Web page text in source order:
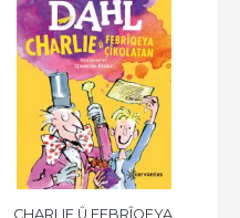
CHARLIE Û FEBRÎQEYA